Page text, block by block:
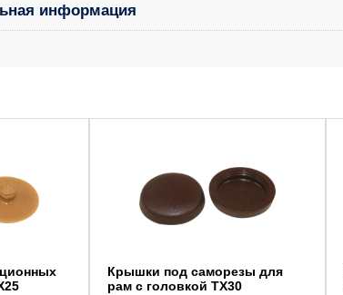
информация
Крышки под саморезы для
рам с головкой ТХ30
вариаций.
Опции
можно
выбрать